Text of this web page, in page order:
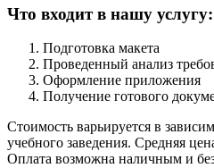
Что входит в нашу услугу:
Подготовка макета
Проведенный анализ
Оформление приложения
Получение готового
Стоимость варьируется в
учебного заведения. Средняя
Оплата возможна наличным и